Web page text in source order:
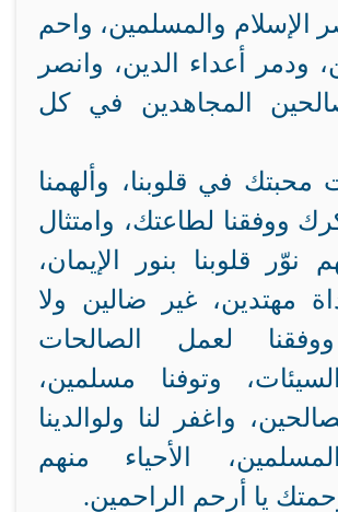
الإسلام والمسلمين، واحم
ودمر أعداء الدين، وانصر
المجاهدين في كل
محبتك في قلوبنا، وألهمنا
ووفقنا لطاعتك، وامتثال
نوّر قلوبنا بنور الإيمان،
مهتدين، غير ضالين ولا
لعمل الصالحات
وتوفنا مسلمين،
واغفر لنا ولوالدينا
الأحياء منهم
يا أرحم الراحمين.